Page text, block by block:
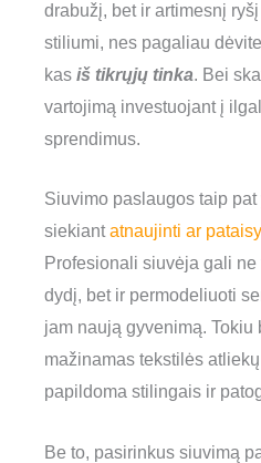
drabužį, bet ir artimesnį
stiliumi, nes pagaliau
kas iš tikrųjų tinka. Bei
vartojimą investuojant į
sprendimus.
Siuvimo paslaugos taip
siekiantatnaujinti ar
Profesionali siuvėja gali
dydį, bet ir permodeliuoti
jam naują gyvenimą.
mažinamas tekstilės
papildoma stilingais ir
Be to, pasirinkus siuvimą